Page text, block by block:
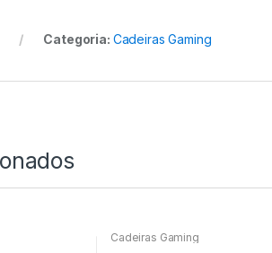
Categoria: Cadeiras Gaming
Cadeiras Gaming